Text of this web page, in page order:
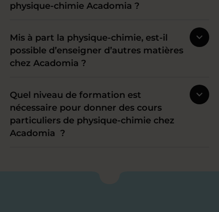
physique-chimie Acadomia ?
Mis à part la physique-chimie, est-il
possible d’enseigner d’autres matières
chez Acadomia ?
Quel niveau de formation est
nécessaire pour donner des cours
particuliers de physique-chimie chez
Acadomia ?